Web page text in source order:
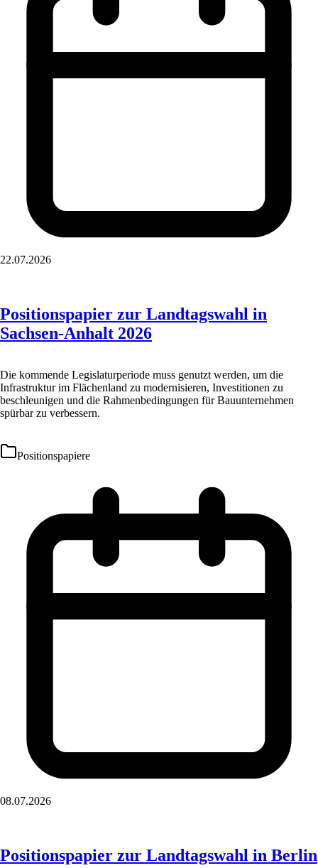
22.07.2026
Positionspapier zur Landtagswahl in
Sachsen-Anhalt 2026
Die kommende Legislaturperiode muss genutzt werden, um die
Infrastruktur im Flächenland zu modernisieren, Investitionen zu
beschleunigen und die Rahmenbedingungen für Bauunternehmen
spürbar zu verbessern.
Positionspapiere
08.07.2026
Positionspapier zur Landtagswahl in Berlin